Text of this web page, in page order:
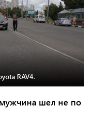
RAV4.
шел не по